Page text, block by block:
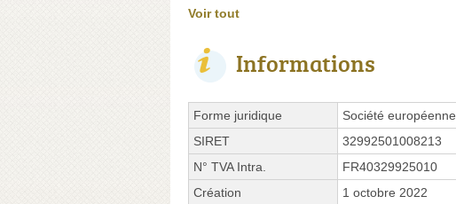
Voir tout
Informations
Forme juridique
Société européenne
SIRET
32992501008213
N° TVA Intra.
FR40329925010
Création
1 octobre 2022